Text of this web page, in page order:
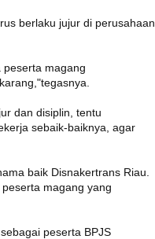
berlaku jujur di perusahaan
peserta magang
dan disiplin, tentu
sebaik-baiknya, agar
baik Disnakertrans Riau.
magang yang
peserta BPJS